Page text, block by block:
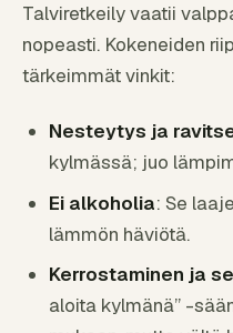
Talviretkeily vaatii
nopeasti. Kokeneiden
tärkeimmät vinkit:
Nesteytys ja
kylmässä; juo
Ei alkoholia: Se
lämmön häviötä.
Kerrostaminen ja
aloita kylmänä” -